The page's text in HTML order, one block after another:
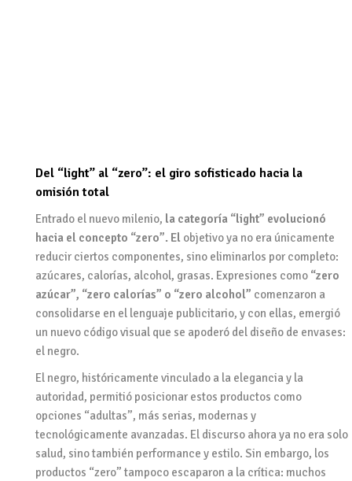
Del “light” al “zero”: el giro sofisticado hacia la
omisión total
Entrado el nuevo milenio, la categoría “light” evolucionó
hacia el concepto “zero”. Elobjetivo ya no era únicamente
reducir ciertos componentes, sino eliminarlos por completo:
azúcares, calorías, alcohol, grasas. Expresiones como “zero
azúcar”, “zero calorías” o “zero alcohol” comenzaron a
consolidarse en el lenguaje publicitario, y con ellas, emergió
un nuevo código visual que se apoderó del diseño de envases:
el negro.
El negro, históricamente vinculado a la elegancia y la
autoridad, permitió posicionar estos productos como
opciones “adultas”, más serias, modernas y
tecnológicamente avanzadas. El discurso ahora ya no era solo
salud, sino también performance y estilo. Sin embargo, los
productos “zero” tampoco escaparon a la crítica: muchos